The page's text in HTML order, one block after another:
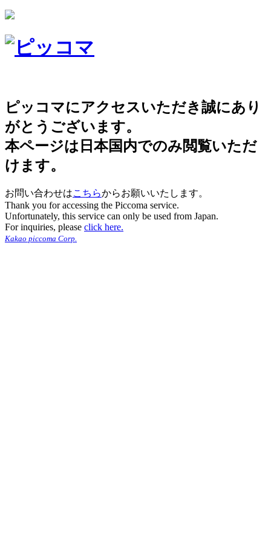
ピッコマにアクセスいただき誠にあり
がとうございます。
本ページは日本国内でのみ閲覧いただ
けます。
お問い合わせはこちらからお願いいたします。
Thank you for accessing the Piccoma service.
Unfortunately, this service can only be used from Japan.
For inquiries, please click here.
Kakao piccoma Corp.